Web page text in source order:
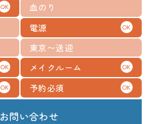
OK
血のり
電源 OK
東京〜送迎
OK メイクルーム OK
OK 予約必須 OK
お問い合わせ